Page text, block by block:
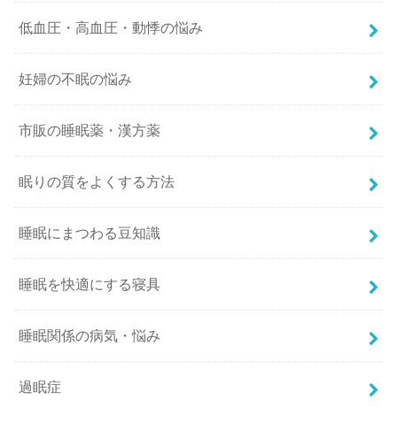
低血圧・高血圧・動悸の悩み
妊婦の不眠の悩み
市販の睡眠薬・漢方薬
眠りの質をよくする方法
睡眠にまつわる豆知識
睡眠を快適にする寝具
睡眠関係の病気・悩み
過眠症